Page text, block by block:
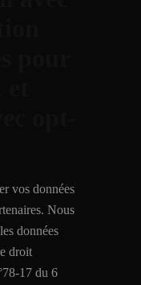
vos données
Nous
données
droit
17 du 6